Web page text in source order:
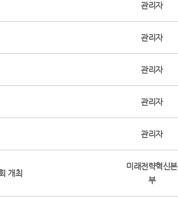
관리자
관리자
관리자
관리자
관리자
개최
미래전략혁신본
부